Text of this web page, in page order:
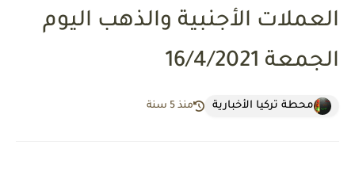
العملات الأجنبية والذهب اليوم
الجمعة 16/4/2021
محطة تركيا الأخبارية منذ 5 سنة